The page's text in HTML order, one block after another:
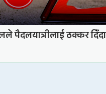
पैदलयात्रीलाई ठक्कर